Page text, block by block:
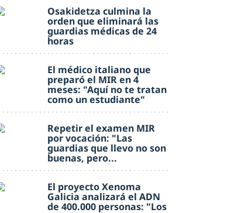
Osakidetza culmina la
orden que eliminará las
guardias médicas de 24
horas
El médico italiano que
preparó el MIR en 4
meses: "Aquí no te tratan
como un estudiante"
Repetir el examen MIR
por vocación: "Las
guardias que llevo no son
buenas, pero...
El proyecto Xenoma
Galicia analizará el ADN
de 400.000 personas: "Los